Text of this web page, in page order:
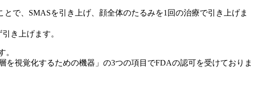
で、SMASを引き上げ、顔全体のたるみを1回の治療で引き上げま
き上げます。
。
を視覚化するための機器」の3つの項目でFDAの認可を受けておりま